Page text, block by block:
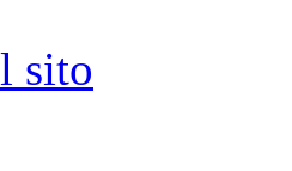
sito